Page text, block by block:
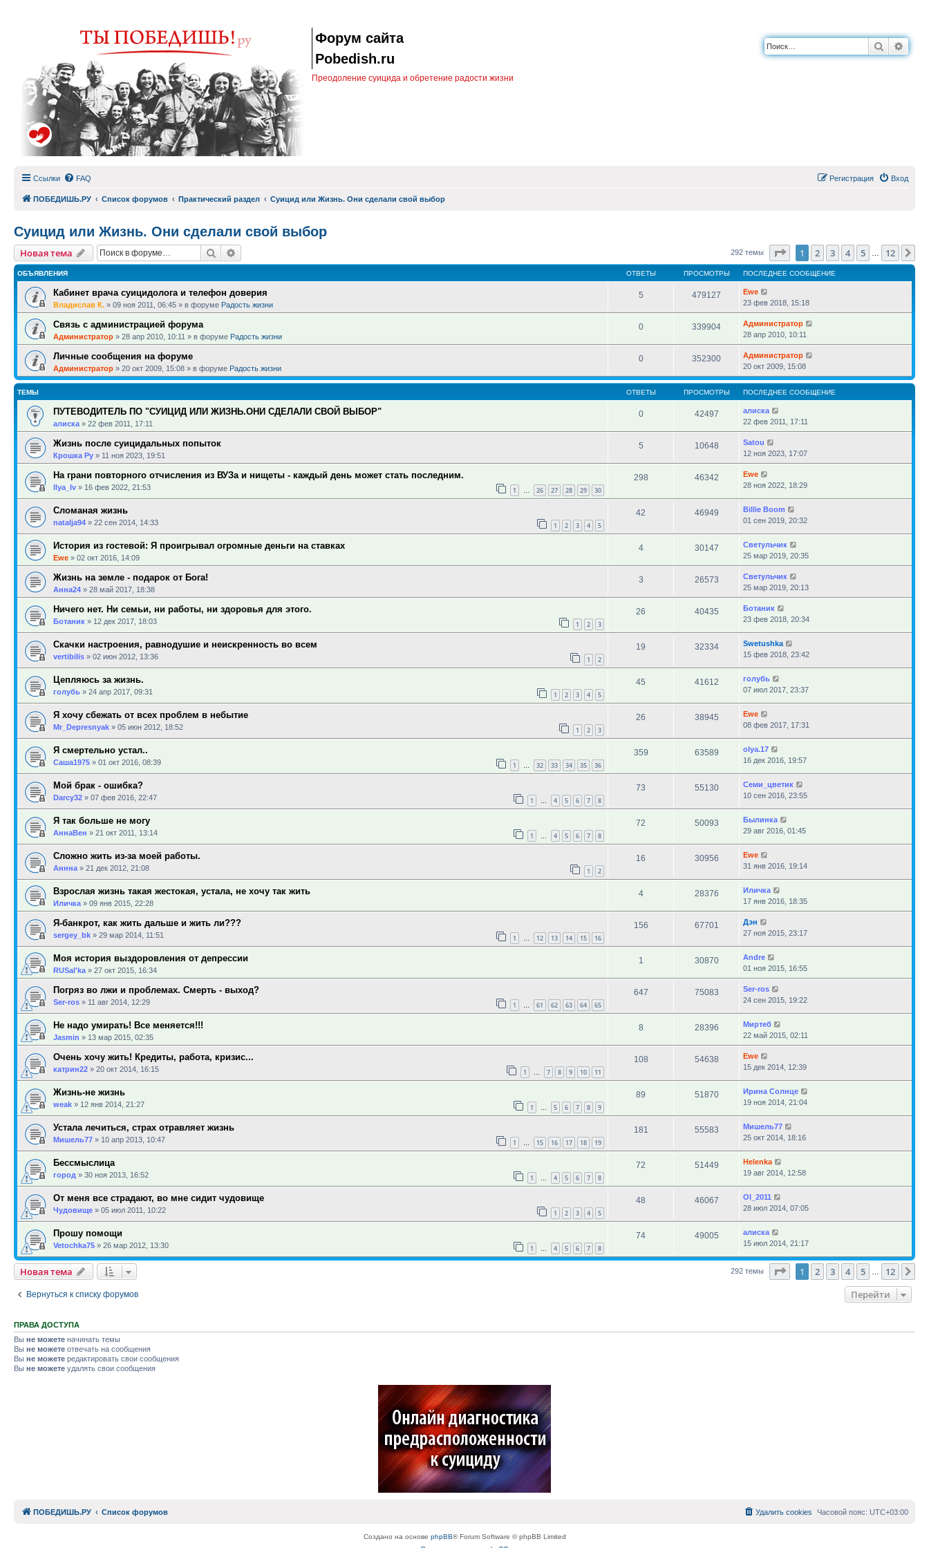
Форум сайта
Pobedish.ru
Преодоление суицида и обретение радости жизни
Поиск
Ссылки FAQ Вход
Регистрация
ПОБЕДИШЬ.РУ Список форумов Практический раздел Суицид или Жизнь. Они сделали свой выбор
Суицид или Жизнь. Они сделали свой выбор
Новая тема Поиск 292 темы Страница1 из 12
1 2 3 4 5 12
ОБЪЯВЛЕНИЯ ОТВЕТЫ ПРОСМОТРЫ ПОСЛЕДНЕЕ СООБЩЕНИЕ
Кабинет врача суицидолога и телефон доверия
Владислав К. » 09 ноя 2011, 06:45 » в форуме Радость жизни
5 479127
Ewe
23 фев 2018, 15:18
Связь с администрацией форума
Администратор » 28 апр 2010, 10:11 » в форуме Радость жизни
0 339904
Администратор
28 апр 2010, 10:11
Личные сообщения на форуме
Администратор » 20 окт 2009, 15:08 » в форуме Радость жизни
0 352300
Администратор
20 окт 2009, 15:08
ТЕМЫ ОТВЕТЫ ПРОСМОТРЫ ПОСЛЕДНЕЕ СООБЩЕНИЕ
ПУТЕВОДИТЕЛЬ ПО "СУИЦИД ИЛИ ЖИЗНЬ.ОНИ СДЕЛАЛИ СВОЙ ВЫБОР"
алиска » 22 фев 2011, 17:11
0 42497
алиска
22 фев 2011, 17:11
Жизнь после суицидальных попыток
Крошка Ру » 11 ноя 2023, 19:51
5 10648
Satou
12 ноя 2023, 17:07
На грани повторного отчисления из ВУЗа и нищеты - каждый день может стать последним.
Ilya_Iv » 16 фев 2022, 21:53 1 … 26 27 28 29 30
298 46342
Ewe
28 ноя 2022, 18:29
Сломаная жизнь
natalja94 » 22 сен 2014, 14:33 1 2 3 4 5
42 46949
Billie Boom
01 сен 2019, 20:32
История из гостевой: Я проигрывал огромные деньги на ставках
Ewe » 02 окт 2016, 14:09
4 30147
Светульчик
25 мар 2019, 20:35
Жизнь на земле - подарок от Бога!
Анна24 » 28 май 2017, 18:38
3 26573
Светульчик
25 мар 2019, 20:13
Ничего нет. Ни семьи, ни работы, ни здоровья для этого.
Ботаник » 12 дек 2017, 18:03 1 2 3
26 40435
Ботаник
23 фев 2018, 20:34
Скачки настроения, равнодушие и неискренность во всем
vertibilis » 02 июн 2012, 13:36 1 2
19 32334
Swetushka
15 фев 2018, 23:42
Цепляюсь за жизнь.
голубь » 24 апр 2017, 09:31 1 2 3 4 5
45 41612
голубь
07 июл 2017, 23:37
Я хочу сбежать от всех проблем в небытие
Mr_Depresnyak » 05 июн 2012, 18:52 1 2 3
26 38945
Ewe
08 фев 2017, 17:31
Я смертельно устал..
Саша1975 » 01 окт 2016, 08:39 1 … 32 33 34 35 36
359 63589
olya.17
16 дек 2016, 19:57
Мой брак - ошибка?
Darcy32 » 07 фев 2016, 22:47 1 … 4 5 6 7 8
73 55130
Семи_цветик
10 сен 2016, 23:55
Я так больше не могу
АннаВен » 21 окт 2011, 13:14 1 … 4 5 6 7 8
72 50093
Былинка
29 авг 2016, 01:45
Сложно жить из-за моей работы.
Аннна » 21 дек 2012, 21:08 1 2
16 30956
Ewe
31 янв 2016, 19:14
Взрослая жизнь такая жестокая, устала, не хочу так жить
Иличка » 09 янв 2015, 22:28
4 28376
Иличка
17 янв 2016, 18:35
Я-банкрот, как жить дальше и жить ли???
sergey_bk » 29 мар 2014, 11:51 1 … 12 13 14 15 16
156 67701
Дэн
27 ноя 2015, 23:17
Моя история выздоровления от депрессии
RUSal'ka » 27 окт 2015, 16:34
1 30870
Andre
01 ноя 2015, 16:55
Погряз во лжи и проблемах. Смерть - выход?
Ser-ros » 11 авг 2014, 12:29 1 … 61 62 63 64 65
647 75083
Ser-ros
24 сен 2015, 19:22
Не надо умирать! Все меняется!!!
Jasmin » 13 мар 2015, 02:35
8 28396
Миртеб
22 май 2015, 02:11
Очень хочу жить! Кредиты, работа, кризис...
катрин22 » 20 окт 2014, 16:15 1 … 7 8 9 10 11
108 54638
Ewe
15 дек 2014, 12:39
Жизнь-не жизнь
weak » 12 янв 2014, 21:27 1 … 5 6 7 8 9
89 51870
Ирина Солнце
19 ноя 2014, 21:04
Устала лечиться, страх отравляет жизнь
Мишель77 » 10 апр 2013, 10:47 1 … 15 16 17 18 19
181 55583
Мишель77
25 окт 2014, 18:16
Бессмыслица
город » 30 ноя 2013, 16:52 1 … 4 5 6 7 8
72 51449
Helenka
19 авг 2014, 12:58
От меня все страдают, во мне сидит чудовище
Чудовище » 05 июл 2011, 10:22 1 2 3 4 5
48 46067
Ol_2011
28 июл 2014, 07:05
Прошу помощи
Vetochka75 » 26 мар 2012, 13:30 1 … 4 5 6 7 8
74 49005
алиска
15 июл 2014, 21:17
Новая тема 292 темы Страница1 из 12
1 2 3 4 5 12
Вернуться к списку форумов Перейти
ПРАВА ДОСТУПА
Вы не можете начинать темы
Вы не можете отвечать на сообщения
Вы не можете редактировать свои сообщения
Вы не можете удалять свои сообщения
ПОБЕДИШЬ.РУ Список форумов Часовой пояс: UTC+03:00
Удалить cookies
Создано на основе phpBB® Forum Software © phpBB Limited